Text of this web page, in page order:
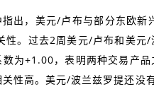
出，美元/卢布与部分东欧新
性。过去2周美元/卢布和美元/
数为+1.00，表明两种交易产品
关性高。美元/波兰兹罗提还没